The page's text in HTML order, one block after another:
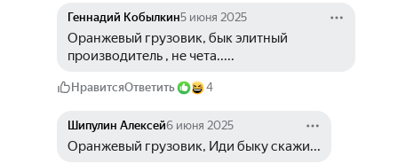
Геннадий Кобылкин5 июня 2025
Оранжевый грузовик, бык элитный
производитель , не чета.....
НравитсяОтветить 4
Шипулин Алексей6 июня 2025
Оранжевый грузовик, Иди быку скажи...